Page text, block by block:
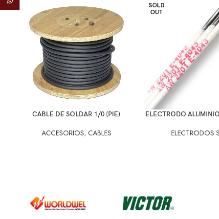
CABLE DE SOLDAR 1/0 (PIE)
ACCESORIOS, CABLES
SOLD
OUT
ELECTRODO
ELECTRODOS